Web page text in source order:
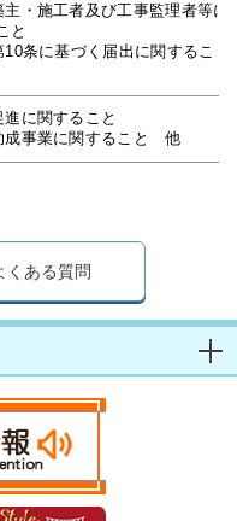
・施工者及び工事監理者等に
と
条に基づく届出に関するこ
に関すること
成事業に関すること 他
くある質問